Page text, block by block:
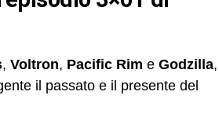
, Voltron, Pacific Rim e Godzilla,
il passato e il presente del